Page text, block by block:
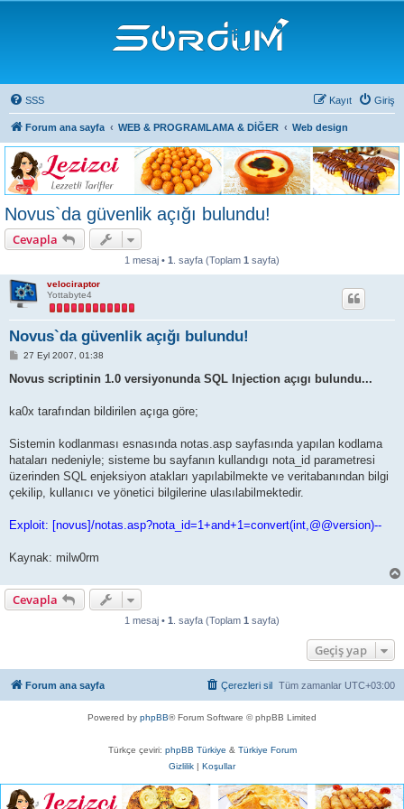
SSS Giriş
Kayıt
Forum ana sayfa WEB & PROGRAMLAMA & DİĞER Web design
Novus`da güvenlik açığı bulundu!
Cevapla
1 mesaj • 1 . sayfa (Toplam 1 sayfa)
velociraptor
Yottabyte4
Novus`da güvenlik açığı bulundu!
M
s
27 Eyl 2007, 01:38
Novus scriptinin 1.0 versiyonunda SQL Injection açıgı bulundu...
ka0x tarafından bildirilen açıga göre;
Sistemin kodlanması esnasında notas.asp sayfasında yapılan kodlama
hataları nedeniyle; sisteme bu sayfanın kullandıgı nota_id parametresi
üzerinden SQL enjeksiyon atakları yapılabilmekte ve veritabanından bilgi
çekilip, kullanıcı ve yönetici bilgilerine ulasılabilmektedir.
Exploit: [novus]/notas.asp?nota_id=1+and+1=convert(int,@@version)--
Kaynak: milw0rm
Cevapla
1 mesaj • 1 . sayfa (Toplam 1 sayfa)
Geçiş yap
Forum ana sayfa Tüm zamanlar UTC+03:00
Çerezleri sil
Powered by phpBB® Forum Software © phpBB Limited
Türkçe çeviri: phpBB Türkiye & Türkiye Forum
Gizlilik | Koşullar